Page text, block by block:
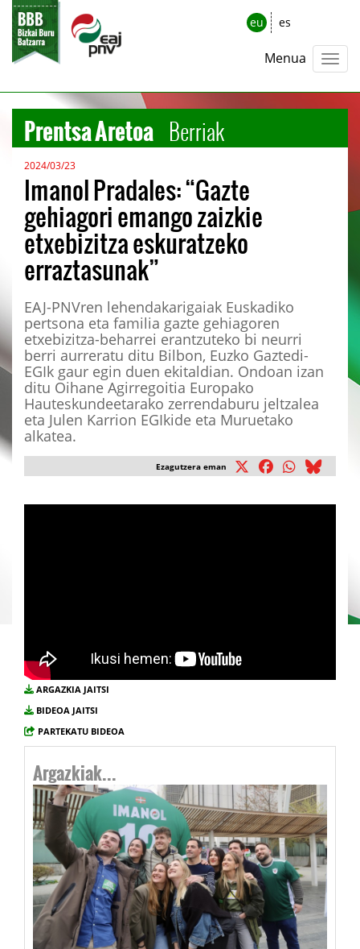
eu es
Menua
Prentsa Aretoa Berriak
2024/03/23
Imanol Pradales: “Gazte
gehiagori emango zaizkie
etxebizitza eskuratzeko
erraztasunak”
EAJ-PNVren lehendakarigaiak Euskadiko
pertsona eta familia gazte gehiagoren
etxebizitza-beharrei erantzuteko bi neurri
berri aurreratu ditu Bilbon, Euzko Gaztedi-
EGIk gaur egin duen ekitaldian. Ondoan izan
ditu Oihane Agirregoitia Europako
Hauteskundeetarako zerrendaburu jeltzalea
eta Julen Karrion EGIkide eta Muruetako
alkatea.
Ezagutzera eman
ARGAZKIA JAITSI
BIDEOA JAITSI
PARTEKATU BIDEOA
Argazkiak...